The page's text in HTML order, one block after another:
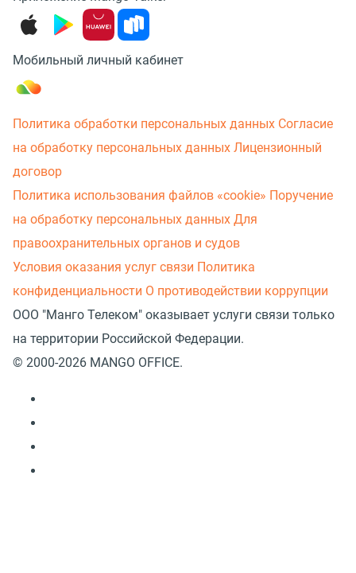
Мобильный личный кабинет
Политика обработки персональных данных Согласие
на обработку персональных данных Лицензионный
договор
Политика использования файлов «cookie» Поручение
на обработку персональных данных Для
правоохранительных органов и судов
Условия оказания услуг связи Политика
конфиденциальности О противодействии коррупции
ООО "Манго Телеком" оказывает услуги связи только
на территории Российской Федерации.
© 2000-2026 MANGO OFFICE.